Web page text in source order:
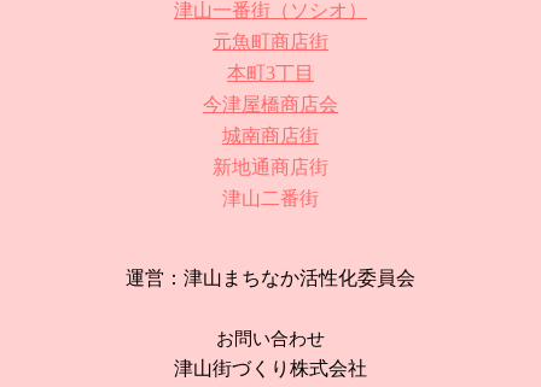
津山一番街（ソシオ）
元魚町商店街
本町3丁目
今津屋橋商店会
城南商店街
新地通商店街
津山二番街
運営：津山まちなか活性化委員会
お問い合わせ
津山街づくり株式会社